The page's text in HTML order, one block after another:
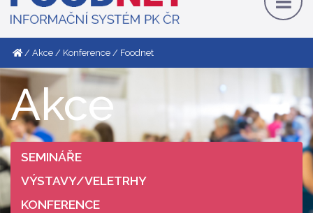
Akce Konference Foodnet
Akce
SEMINÁŘE
VÝSTAVY/VELETRHY
KONFERENCE